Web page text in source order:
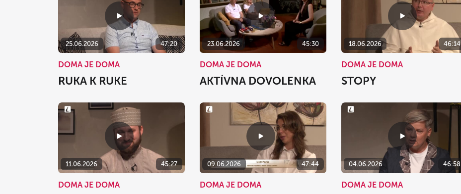
25.06.2026 47:20
DOMA JE DOMA
RUKA K RUKE
23.06.2026 45:30
DOMA JE DOMA
AKTÍVNA DOVOLENKA
18.06.2026 46:14
DOMA JE DOMA
STOPY
11.06.2026 45:27
DOMA JE DOMA
09.06.2026 47:44
DOMA JE DOMA
04.06.2026 46:58
DOMA JE DOMA